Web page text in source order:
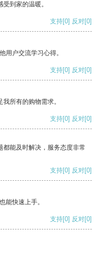
到家的温暖。
支持[0] 反对[0]
用户交流学习心得。
支持[0] 反对[0]
所有的购物需求。
支持[0] 反对[0]
都能及时解决，服务态度非常
支持[0] 反对[0]
能快速上手。
支持[0] 反对[0]